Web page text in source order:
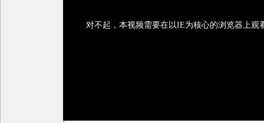
对不起，本视频需要在以IE为核心的浏览器上观